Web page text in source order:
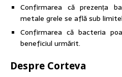
Confirmarea că prezența
metale grele se află sub
Confirmarea că bacteria
beneficiul urmărit.
Despre Corteva